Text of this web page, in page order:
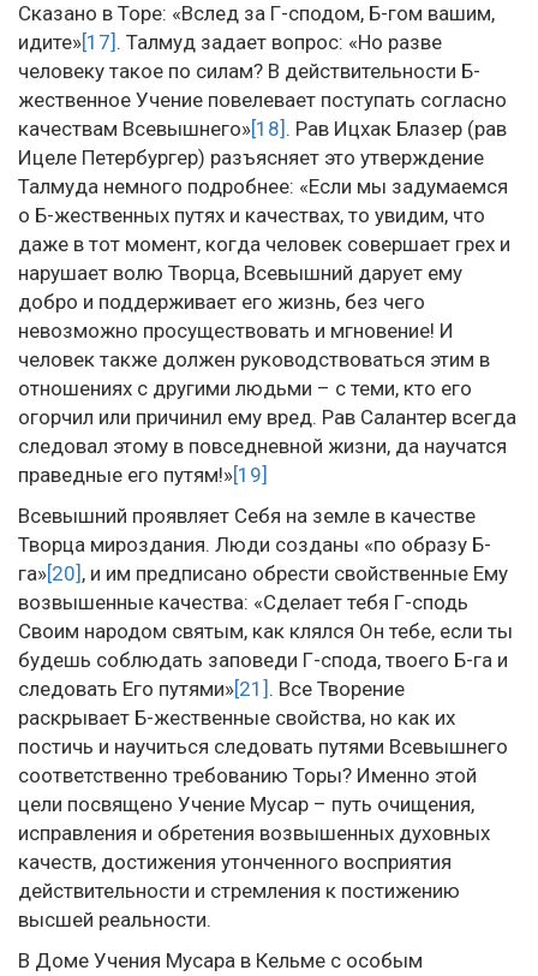
Сказано в Торе: «Вслед за Г-сподом, Б-гом вашим,
идите»[17] . Талмуд задает вопрос: «Но разве
человеку такое по силам? В действительности Б-
жественное Учение повелевает поступать согласно
качествам Всевышнего»[18] . Рав Ицхак Блазер (рав
Ицеле Петербургер) разъясняет это утверждение
Талмуда немного подробнее: «Если мы задумаемся
о Б-жественных путях и качествах, то увидим, что
даже в тот момент, когда человек совершает грех и
нарушает волю Творца, Всевышний дарует ему
добро и поддерживает его жизнь, без чего
невозможно просуществовать и мгновение! И
человек также должен руководствоваться этим в
отношениях с другими людьми – с теми, кто его
огорчил или причинил ему вред. Рав Салантер всегда
следовал этому в повседневной жизни, да научатся
праведные его путям!»[19]
Всевышний проявляет Себя на земле в качестве
Творца мироздания. Люди созданы «по образу Б-
га»[20] , и им предписано обрести свойственные Ему
возвышенные качества: «Сделает тебя Г-сподь
Своим народом святым, как клялся Он тебе, если ты
будешь соблюдать заповеди Г-спода, твоего Б-га и
следовать Его путями»[21] . Все Творение
раскрывает Б-жественные свойства, но как их
постичь и научиться следовать путями Всевышнего
соответственно требованию Торы? Именно этой
цели посвящено Учение Мусар – путь очищения,
исправления и обретения возвышенных духовных
качеств, достижения утонченного восприятия
действительности и стремления к постижению
высшей реальности.
В Доме Учения Мусара в Кельме с особым